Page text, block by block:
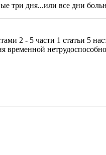
три дня...или все дни
2 - 5 части 1 статьи 5
временной